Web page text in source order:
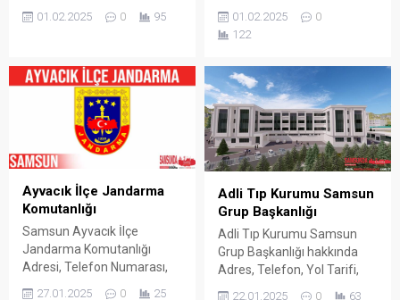
Bilgileri, Nasıl Gidilir, Nerede
gibi bilgiler için yazımızı
Mah. Fuar Alanı Kümesi
No:16 İlkadım / SAMSUN
Telefon : 0362 230 84 18
Faks : 0362 431 34 38 E-
Posta : gazipolismerkezi @
egm.gov.tr...
01.02.2025 0 95
Nerede, Nasıl Gidilir, Yol
Tarifi, Açık Görüş Günleri
hakkında bilgileri yazımızda
Kapalı Ceza İnfaz Kurumu
Kadamut Karayolu üzerinde
Adliye Sarayına 18 KM.
Samsun Araştırma
Hastanesine ise 7 KM.
mesafede yer almaktadır.
Samsun T Tipi Kapalı...
01.02.2025
0
122
Ayvacık İlçe Jandarma
Komutanlığı
Samsun Ayvacık İlçe
Jandarma Komutanlığı
Adresi, Telefon Numarası,
Yol Tarifi, İletişim Bilgileri,
27.01.2025 0 25
Adli Tıp Kurumu Samsun
Grup Başkanlığı
Adli Tıp Kurumu Samsun
Grup Başkanlığı hakkında
Adres, Telefon, Yol Tarifi,
22.01.2025 0 63